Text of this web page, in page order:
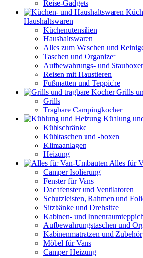
Reise-Gadgets
Haushaltswaren
Küchenutensilien
Haushaltswaren
Alles zum Waschen und
Taschen und Organizer
Aufbewahrungs- und
Reisen mit Haustieren
Fußmatten und Teppiche
Grills
Grills
Tragbare Campingkocher
Kühlung
Kühlschränke
Kühltaschen und -boxen
Klimaanlagen
Heizung
Alles für
Camper Isolierung
Fenster für Vans
Dachfenster und Ventilatoren
Schutzleisten, Rahmen und
Sitzbänke und Drehsitze
Kabinen- und
Aufbewahrungstaschen und
Kabinenmatratzen und Zubehör
Möbel für Vans
Camper Heizung